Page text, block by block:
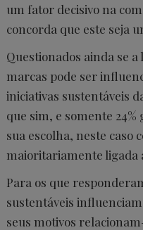
um fator decisivo na
concorda que este seja
Questionados ainda se
marcas pode ser
iniciativas sustentáveis
que sim, e somente
sua escolha, neste caso
maioritariamente ligada
Para os que
sustentáveis
seus motivos